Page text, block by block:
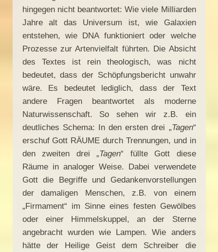
hingegen nicht beantwortet: Wie viele Milliarden
Jahre alt das Universum ist, wie Galaxien
entstehen, wie DNA funktioniert oder welche
Prozesse zur Artenvielfalt führten. Die Absicht
des Textes ist rein theologisch, was nicht
bedeutet, dass der Schöpfungsbericht unwahr
wäre. Es bedeutet lediglich, dass der Text
andere Fragen beantwortet als moderne
Naturwissenschaft. So sehen wir z.B. ein
deutliches Schema: In den ersten drei „Tagen“
erschuf Gott RÄUME durch Trennungen, und in
den zweiten drei „Tagen“ füllte Gott diese
Räume in analoger Weise. Dabei verwendete
Gott die Begriffe und Gedankenvorstellungen
der damaligen Menschen, z.B. von einem
„Firmament“ im Sinne eines festen Gewölbes
oder einer Himmelskuppel, an der Sterne
angebracht wurden wie Lampen. Wie anders
hätte der Heilige Geist dem Schreiber die